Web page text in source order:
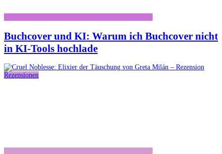
Buchcover und KI: Warum ich Buchcover nicht
in KI-Tools hochlade
Rezensionen